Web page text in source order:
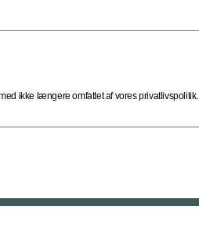
ikke længere omfattet af vores privatlivspolitik.